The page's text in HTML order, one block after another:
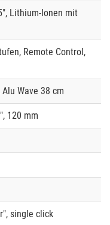
Lithium-Ionen mit
Remote Control,
Alu Wave 38 cm
120 mm
single click